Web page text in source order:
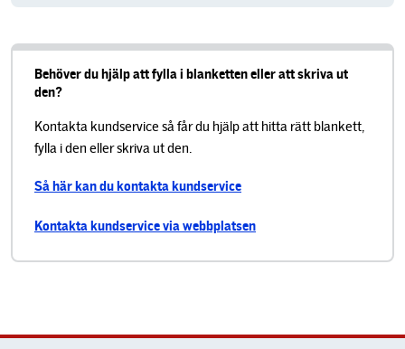
Behöver du hjälp att fylla i blanketten eller att skriva ut
den?
Kontakta kundservice så får du hjälp att hitta rätt blankett,
fylla i den eller skriva ut den.
Så här kan du kontakta kundservice
Kontakta kundservice via webbplatsen